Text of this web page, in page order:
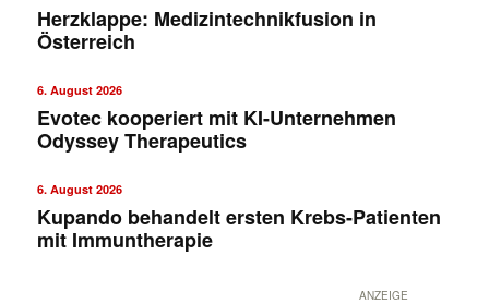
Herzklappe: Medizintechnikfusion in
Österreich
6. August 2026
Evotec kooperiert mit KI-Unternehmen
Odyssey Therapeutics
6. August 2026
Kupando behandelt ersten Krebs-Patienten
mit Immuntherapie
ANZEIGE